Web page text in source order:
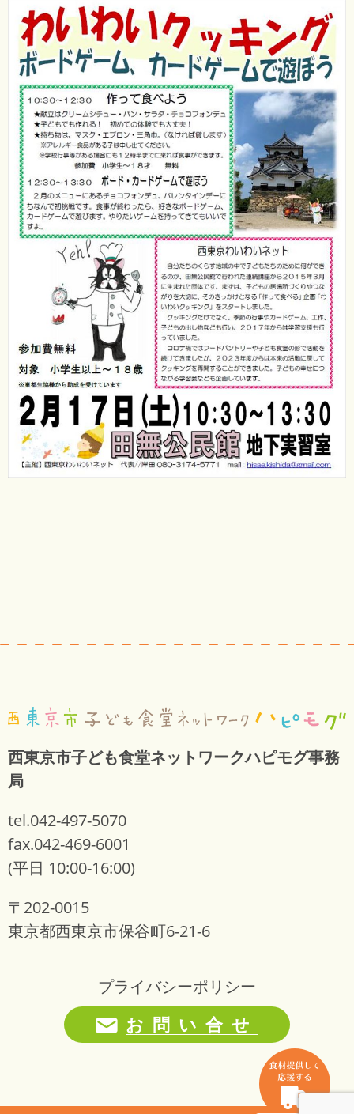
西東京市子ども食堂ネットワークハピモグ事務
局
tel.042-497-5070
fax.042-469-6001
(平日 10:00-16:00)
〒202-0015
東京都西東京市保谷町6-21-6
プライバシーポリシー
お問い合せ